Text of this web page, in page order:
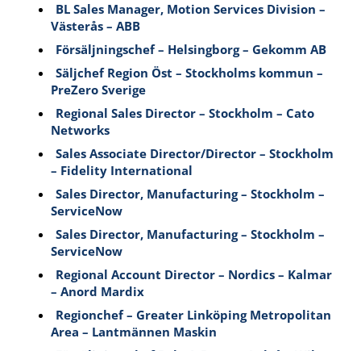
BL Sales Manager, Motion Services Division –
Västerås – ABB
Försäljningschef – Helsingborg – Gekomm AB
Säljchef Region Öst – Stockholms kommun –
PreZero Sverige
Regional Sales Director – Stockholm – Cato
Networks
Sales Associate Director/Director – Stockholm
– Fidelity International
Sales Director, Manufacturing – Stockholm –
ServiceNow
Sales Director, Manufacturing – Stockholm –
ServiceNow
Regional Account Director – Nordics – Kalmar
– Anord Mardix
Regionchef – Greater Linköping Metropolitan
Area – Lantmännen Maskin